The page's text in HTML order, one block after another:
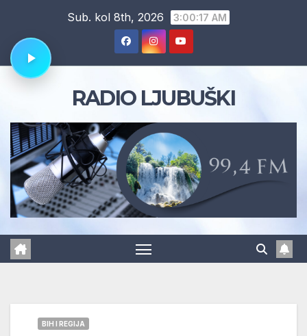
content
Sub. kol 8th, 2026 3:00:18 AM
RADIO LJUBUŠKI
BIH I REGIJA